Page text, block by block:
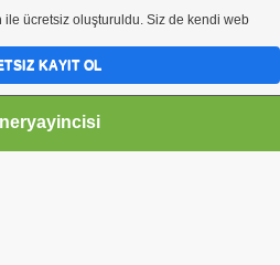
ile ücretsiz oluşturuldu. Siz de kendi web
KAYIT OL